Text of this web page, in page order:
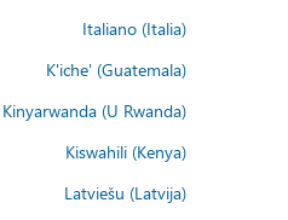
Italiano (Italia)
K'iche' (Guatemala)
Kinyarwanda (U Rwanda)
Kiswahili (Kenya)
Latviešu (Latvija)